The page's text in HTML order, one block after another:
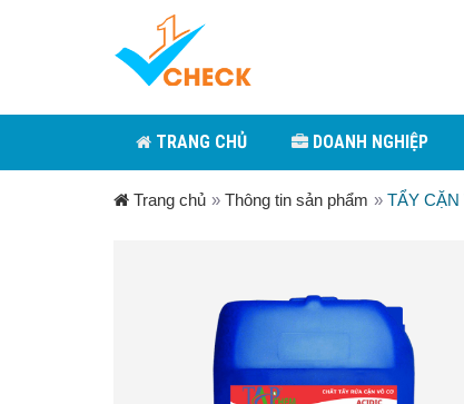
TRANG CHỦ DOANH NGHIỆP
Trang chủ » Thông tin sản phẩm » TẨY CẶN